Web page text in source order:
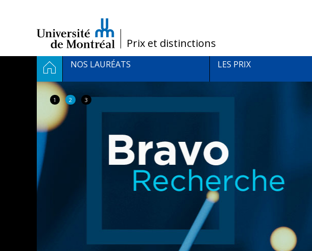
/Prix et distinctions
Navigation
principale
ACCUEIL
NOS LAURÉATS LES PRIX
1 2 3